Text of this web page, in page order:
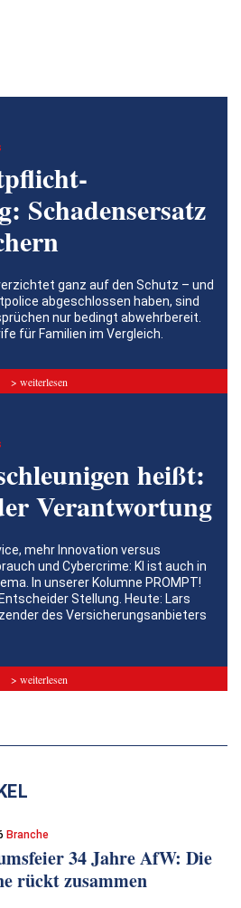
Schadensersatz
ganz auf den Schutz – und
abgeschlossen haben, sind
nur bedingt abwehrbereit.
für Familien im Vergleich.
> weiterlesen
heißt:
Verantwortung
mehr Innovation versus
und Cybercrime: KI ist auch in
In unserer Kolumne PROMPT!
Stellung. Heute: Lars
des Versicherungsanbieters
> weiterlesen
Branche
34 Jahre AfW: Die
rückt zusammen